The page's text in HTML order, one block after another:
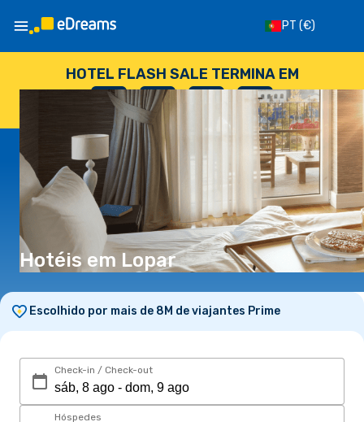
PT (€)
HOTEL FLASH SALE TERMINA EM
--
DIAS
: --
HORAS
: --
SEGUNDOS
Hotéis em Lopar
Escolhido por mais de 8M de viajantes Prime
Check-in / Check-out
Hóspedes